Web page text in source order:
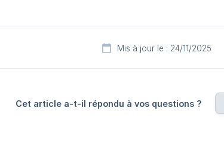
Mis à jour le : 24/11/2025
Cet article a-t-il répondu à vos questions ?